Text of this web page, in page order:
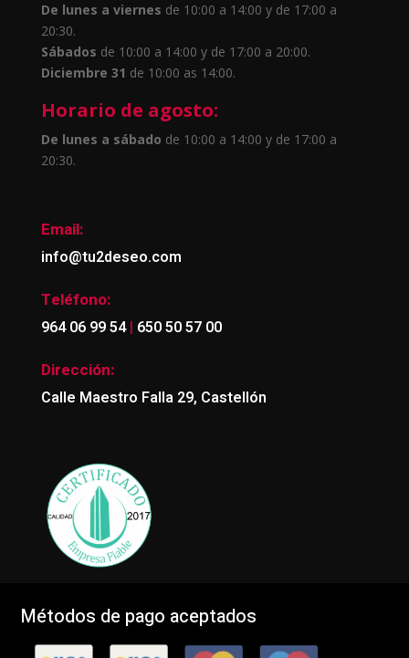
De lunes a viernes de 10:00 a 14:00 y de 17:00 a
20:30.
Sábados de 10:00 a 14:00 y de 17:00 a 20:00.
Diciembre 31 de 10:00 as 14:00.
Horario de agosto:
De lunes a sábado de 10:00 a 14:00 y de 17:00 a
20:30.
Email:
info@tu2deseo.com
Teléfono:
964 06 99 54| 650 50 57 00
Dirección:
Calle Maestro Falla 29, Castellón
Métodos de pago aceptados